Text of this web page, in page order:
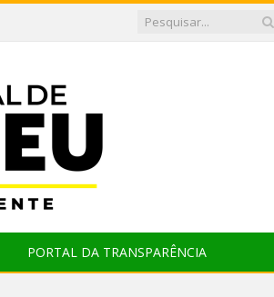
PORTAL DA TRANSPARÊNCIA